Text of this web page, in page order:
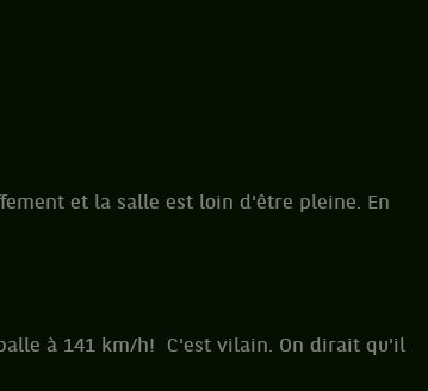
et la salle est loin d'être pleine. En
à 141 km/h! C'est vilain. On dirait qu'il